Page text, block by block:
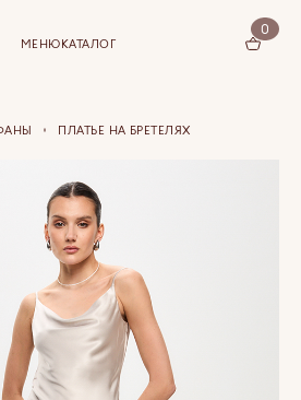
МЕНЮКАТАЛОГ
0
КОРЗИНА (0)
ПЛАТЬЕ НА БРЕТЕЛЯХ